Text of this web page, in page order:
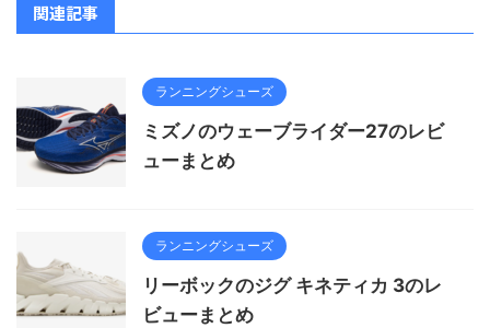
関連記事
ランニングシューズ
ミズノのウェーブライダー27のレビ
ューまとめ
ランニングシューズ
リーボックのジグ キネティカ 3のレ
ビューまとめ